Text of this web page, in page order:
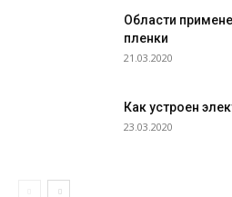
Области
пленки
21.03.2020
Как устроен
23.03.2020